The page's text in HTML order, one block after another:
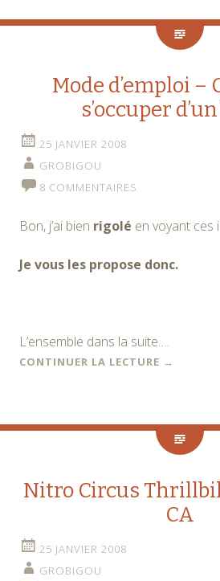
Mode d’emploi –
s’occuper
25 JANVIER 2008
GROBIGOU
8 COMMENTAIRES
Bon, j’ai bien rigolé en voyant ces
Je vous les propose donc.
L’ensemble dans la suite….
CONTINUER LA LECTURE →
Nitro Circus
CA
25 JANVIER 2008
GROBIGOU